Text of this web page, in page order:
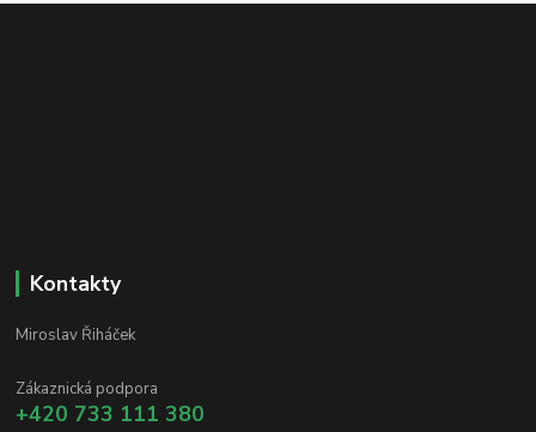
Kontakty
Miroslav Řiháček
Zákaznická podpora
+420 733 111 380